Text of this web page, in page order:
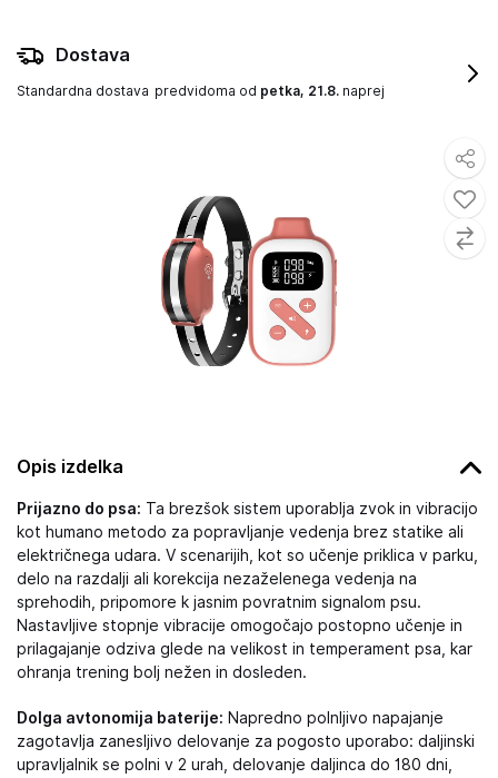
Opis izdelka
Prijazno do psa: Ta brezšok sistem uporablja zvok in vibracijo
kot humano metodo za popravljanje vedenja brez statike ali
električnega udara. V scenarijih, kot so učenje priklica v parku,
delo na razdalji ali korekcija nezaželenega vedenja na
sprehodih, pripomore k jasnim povratnim signalom psu.
Nastavljive stopnje vibracije omogočajo postopno učenje in
prilagajanje odziva glede na velikost in temperament psa, kar
ohranja trening bolj nežen in dosleden.
Dolga avtonomija baterije: Napredno polnljivo napajanje
zagotavlja zanesljivo delovanje za pogosto uporabo: daljinski
upravljalnik se polni v 2 urah, delovanje daljinca do 180 dni,
Dostava
Standardna dostava predvidoma od petka, 21.8. naprej